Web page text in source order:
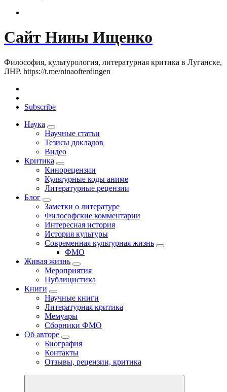
Сайт Нины Ищенко
Философия, культурология, литературная критика в Луганске,
ЛНР. https://t.me/ninaofterdingen
Subscribe
Наука
Научные статьи
Тезисы докладов
Видео
Критика
Кинорецензии
Культурные коды аниме
Литературные рецензии
Блог
Заметки о литературе
Философские комментарии
Интересная история
История культуры
Современная культурная жизнь
ФМО
Живая жизнь
Мероприятия
Публицистика
Книги
Научные книги
Литературная критика
Мемуары
Сборники ФМО
Об авторе
Биография
Контакты
Отзывы, рецензии, критика